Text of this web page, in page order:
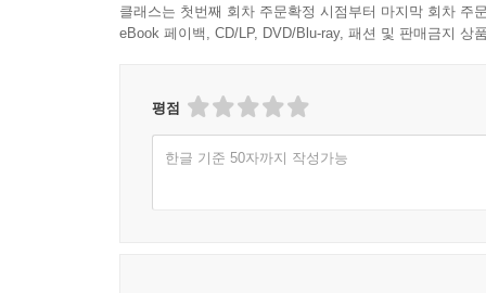
클래스는 첫번째 회차 주문확정 시점부터 마지막 회차 주
eBook 페이백, CD/LP, DVD/Blu-ray, 패션 및 판매금지 상
평점
한글 기준 50자까지 작성가능